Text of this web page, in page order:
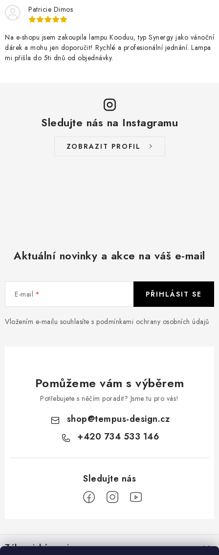
Patricie Dimos
Na e-shopu jsem zakoupila lampu Kooduu, typ Synergy jako vánoční
dárek a mohu jen doporučit! Rychlé a profesionální jednání. Lampa
mi přišla do 5ti dnů od objednávky.
Sledujte nás na Instagramu
ZOBRAZIT PROFIL
Aktuální novinky a akce na váš e-mail
E-mail
Vložením e-mailu souhlasíte s podmínkami ochrany osobních údajů
PŘIHLÁSIT SE
Pomůžeme vám s výběrem
Potřebujete s něčím poradit? Jsme tu pro vás!
shop@tempus-design.cz
+420 734 533 146
á
Zákaznický servis